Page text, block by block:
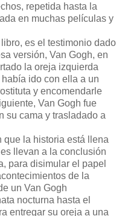
repetida hasta la
en muchas películas y
es el testimonio dado
versión, Van Gogh, en
la oreja izquierda
ido con ella a un
y encomendarle
Van Gogh fue
su cama y trasladado a
la historia está llena
llevan a la conclusión
para disimular el papel
de la
un Van Gogh
nocturna hasta el
entregar su oreja a una